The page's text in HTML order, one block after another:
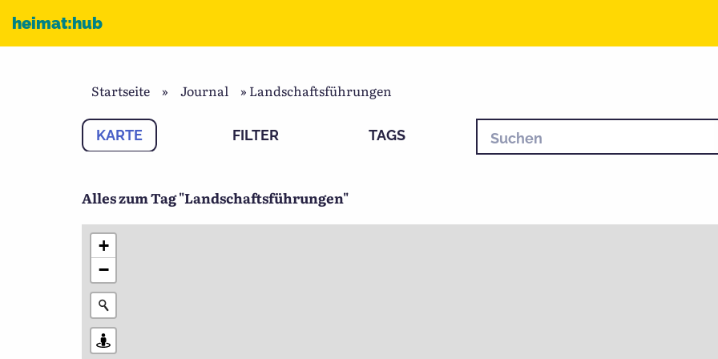
heimat:hub
Startseite » Journal » Landschaftsführungen
KARTE FILTER TAGS
Alles zum Tag "Landschaftsführungen"
+
−